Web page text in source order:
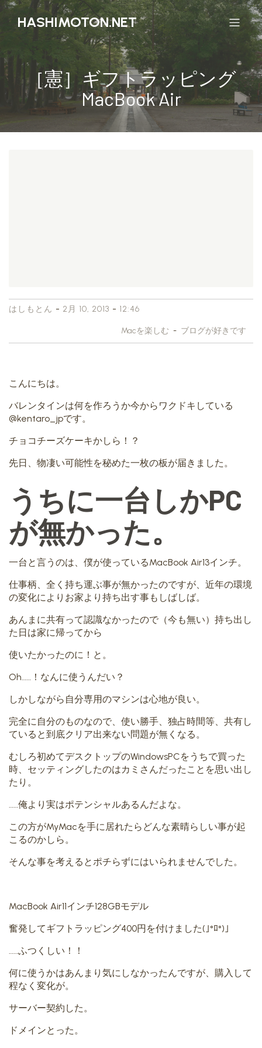
HASHIMOTON.NET
［憲］ギフトラッピング
MacBook Air
はしもとん - 2月 10, 2013 - 12:46
Macを楽しむ - ブログが好きです
こんにちは。
バレンタインは何を作ろうか今からワクドキしている
@kentaro_jpです。
チョコチーズケーキかしら！？
先日、物凄い可能性を秘めた一枚の板が届きました。
うちに一台しかPC
が無かった。
一台と言うのは、僕が使っているMacBook Air13インチ。
仕事柄、全く持ち運ぶ事が無かったのですが、近年の環境
の変化によりお家より持ち出す事もしばしば。
あんまに共有って認識なかったので（今も無い）持ち出し
た日は家に帰ってから
使いたかったのに！と。
Oh……！なんに使うんだい？
しかしながら自分専用のマシンは心地が良い。
完全に自分のものなので、使い勝手、独占時間等、共有し
ていると到底クリア出来ない問題が無くなる。
むしろ初めてデスクトップのWindowsPCをうちで買った
時、セッティングしたのはカミさんだったことを思い出し
たり。
……俺より実はポテンシャルあるんだよな。
この方がMyMacを手に居れたらどんな素晴らしい事が起
こるのかしら。
そんな事を考えるとポチらずにはいられませんでした。
MacBook Air11インチ128GBモデル
奮発してギフトラッピング400円を付けました(｣°ﾛ°)｣
……ふつくしい！！
何に使うかはあんまり気にしなかったんですが、購入して
程なく変化が。
サーバー契約した。
ドメインとった。